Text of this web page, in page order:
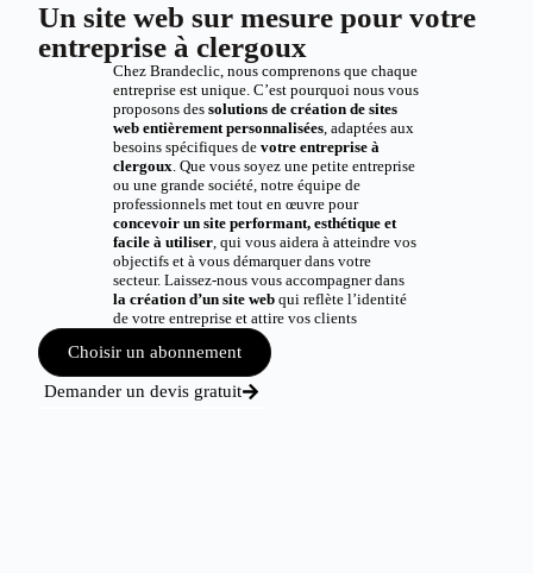
Un site web sur mesure pour votre
entreprise à clergoux
Chez Brandeclic, nous comprenons que chaque
entreprise est unique. C’est pourquoi nous vous
proposons des solutions de création de sites
web entièrement personnalisées, adaptées aux
besoins spécifiques de votre entreprise à
clergoux. Que vous soyez une petite entreprise
ou une grande société, notre équipe de
professionnels met tout en œuvre pour
concevoir un site performant, esthétique et
facile à utiliser, qui vous aidera à atteindre vos
objectifs et à vous démarquer dans votre
secteur. Laissez-nous vous accompagner dans
la création d’un site webqui reflète l’identité
de votre entreprise et attire vos clients
Choisir un abonnement
Demander un devis gratuit